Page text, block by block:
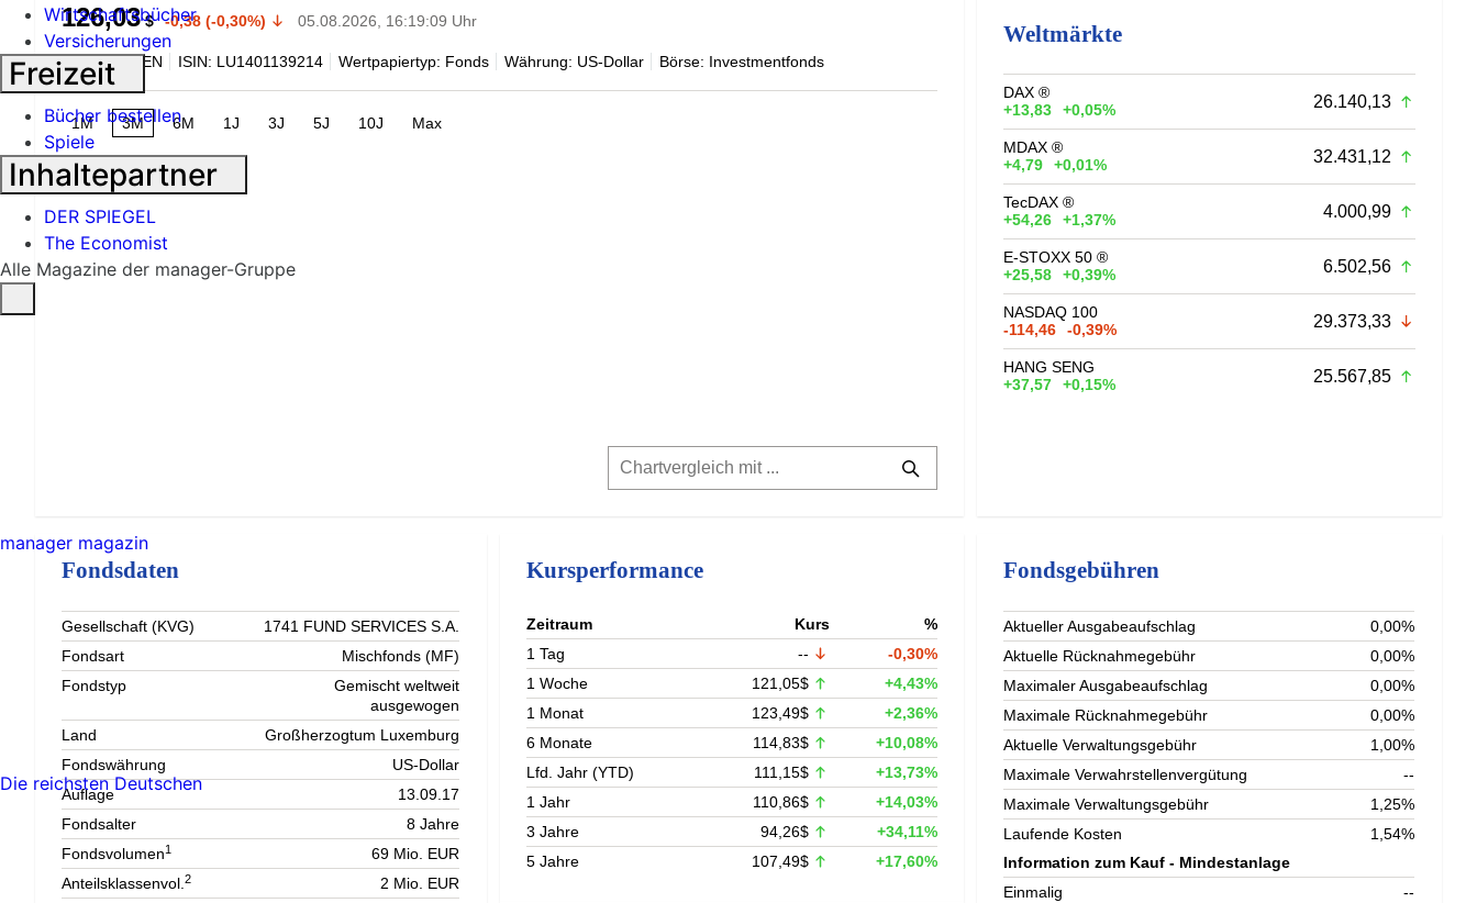
126,03 $ -0,38 (-0,30%) 05.08.2026, 16:19:09 Uhr
WKN: A2JHEN ISIN: LU1401139214 Wertpapiertyp: Fonds Währung: US-Dollar Börse: Investmentfonds
1M 3M 6M 1J 3J 5J 10J Max
Weltmärkte
DAX ®
+13,83
+0,05% 26.140,13
MDAX ®
+4,79
+0,01% 32.431,12
TecDAX ®
+54,26
+1,37% 4.000,99
E-STOXX 50 ®
+25,58
+0,39% 6.502,56
NASDAQ 100
-114,46
-0,39% 29.373,33
HANG SENG
+37,57
+0,15% 25.567,85
Fondsdaten
Gesellschaft (KVG)
1741 FUND SERVICES S.A.
Fondsart
Mischfonds (MF)
Fondstyp
Gemischt weltweit
ausgewogen
Land
Großherzogtum Luxemburg
Fondswährung
US-Dollar
Auflage
13.09.17
Fondsalter
8 Jahre
Fondsvolumen1
69 Mio. EUR
Anteilsklassenvol.2
2 Mio. EUR
Kursperformance
Zeitraum Kurs
%
1 Tag
--
-0,30%
1 Woche
121,05$
+4,43%
1 Monat
123,49$
+2,36%
6 Monate
114,83$
+10,08%
Lfd. Jahr (YTD)
111,15$
+13,73%
1 Jahr
110,86$
+14,03%
3 Jahre
94,26$
+34,11%
5 Jahre
107,49$ +17,60%
Fondsgebühren
Aktueller Ausgabeaufschlag
0,00%
Aktuelle Rücknahmegebühr
0,00%
Maximaler Ausgabeaufschlag
0,00%
Maximale Rücknahmegebühr
0,00%
Aktuelle Verwaltungsgebühr
1,00%
Maximale Verwahrstellenvergütung
--
Maximale Verwaltungsgebühr
1,25%
Laufende Kosten
1,54%
Information zum Kauf - Mindestanlage
Einmalig
--
Wirtschaftsbücher
Versicherungen
Freizeit
Bücher bestellen
Spiele
Inhaltepartner
DER SPIEGEL
The Economist
Alle Magazine der manager-Gruppe
manager magazin
Die reichsten Deutschen